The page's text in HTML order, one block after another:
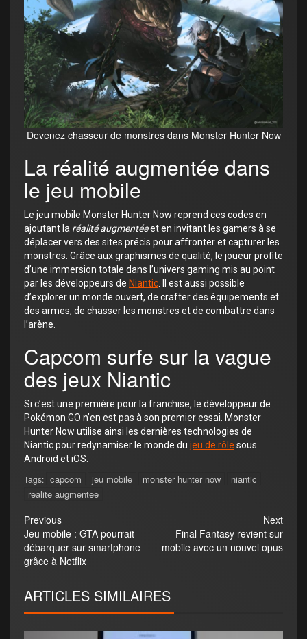
Devenez chasseur de monstres dans Monster Hunter Now
La réalité augmentée dans
le jeu mobile
Le jeu mobile Monster Hunter Now reprend ces codes en
ajoutant la réalité augmentéeet en invitant les gamers à se
déplacer vers des sites précis pour affronter et capturer les
monstres. Grâce aux graphismes de qualité, le joueur profite
d’une immersion totale dans l’univers gaming mis au point
par les développeurs de Niantic . Il est aussi possible
d’explorer un monde ouvert, de crafter des équipements et
des armes, de chasser les monstres et de combattre dans
l’arène.
Capcom surfe sur la vague
des jeux Niantic
Si c’est une première pour la franchise, le développeur de
Pokémon GO n’en est pas à son premier essai. Monster
Hunter Now utilise ainsi les dernières technologies de
Niantic pour redynamiser le monde du jeu de rôle sous
Android et iOS.
Tags: capcom jeu mobile monster hunter now
niantic
realite augmentee
Previous
Jeu mobile : GTA pourrait
débarquer sur smartphone
grâce à Netflix
Next
Final Fantasy revient sur
mobile avec un nouvel opus
ARTICLES SIMILAIRES